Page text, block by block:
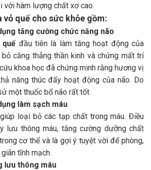
với hàm lượng chất xơ cao.
vỏ quế cho sức khỏe gồm:
tăng cường chức năng não
quế đầu tiên là làm tăng hoạt động của
căng thẳng thần kinh và chứng mất trí
khoa học đã chứng minh rằng hương vị
năng thúc đẩy hoạt động của não. Do
một thuốc bổ não rất tốt.
làm sạch máu
loại bỏ các tạp chất trong máu. Điều
lưu thông máu, tăng cường dưỡng chất
cơ thể và là gợi ý tuyệt vời để phòng,
tĩnh mạch.
lưu thông máu